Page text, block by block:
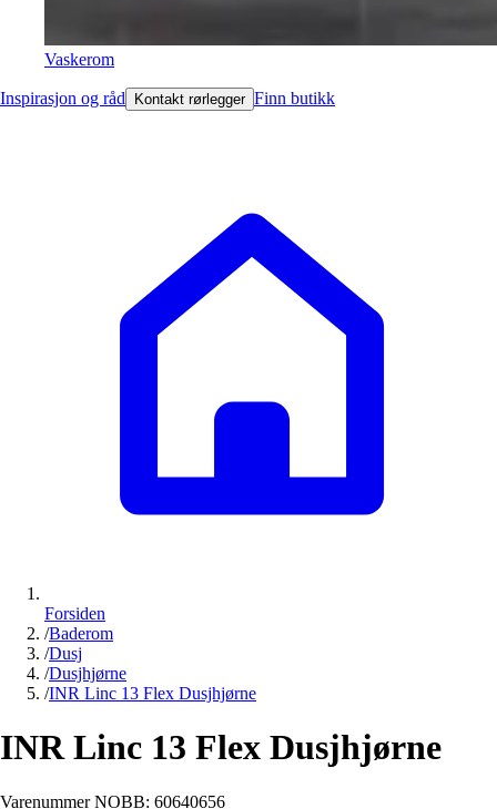
Vaskerom
Inspirasjon og råd Kontakt rørlegger Finn butikk
Forsiden
/Baderom
/Dusj
/Dusjhjørne
/INR Linc 13 Flex Dusjhjørne
INR Linc 13 Flex Dusjhjørne
Varenummer NOBB: 60640656